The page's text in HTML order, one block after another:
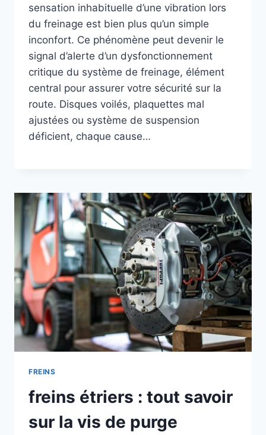
sensation inhabituelle d’une vibration lors
du freinage est bien plus qu’un simple
inconfort. Ce phénomène peut devenir le
signal d’alerte d’un dysfonctionnement
critique du système de freinage, élément
central pour assurer votre sécurité sur la
route. Disques voilés, plaquettes mal
ajustées ou système de suspension
déficient, chaque cause…
FREINS
freins étriers : tout savoir
sur la vis de purge